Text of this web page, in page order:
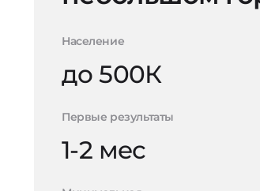
Население
до 500К
Первые результаты
1-2 мес